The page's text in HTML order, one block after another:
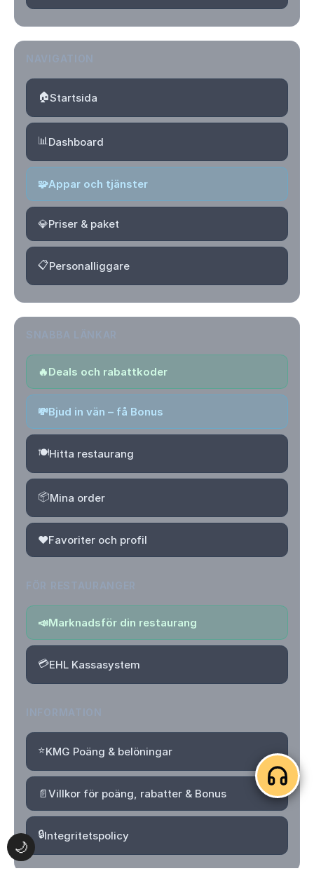
🌙
🏠Startsida
📊Dashboard
🧩Appar och tjänster
💎Priser & paket
📋Personalliggare
🔥Deals och rabattkoder
💸Bjud in vän – få Bonus
🍽️Hitta restaurang
📦Mina order
❤️Favoriter och profil
📣Marknadsför din restaurang
💳EHL Kassasystem
⭐KMG Poäng & belöningar
📄Villkor för poäng, rabatter & Bonus
🔒Integritetspolicy